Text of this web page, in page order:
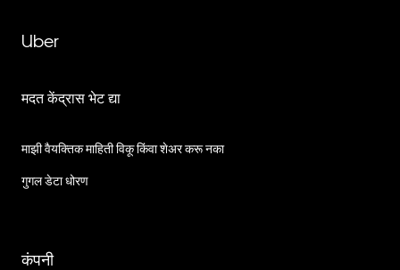
Uber
मदत केंद्रास भेट द्या
माझी वैयक्तिक माहिती विकू किंवा शेअर करू नका
गुगल डेटा धोरण
कंपनी